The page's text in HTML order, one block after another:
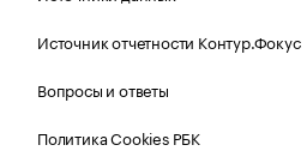
Источник отчетности Контур.Фокус
Вопросы и ответы
Политика Cookies РБК